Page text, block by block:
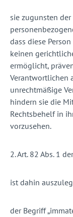
sie zugunsten
dass diese
keinen
ermöglicht,
Verantwortlichen
unrechtmäßige
hindern sie die
Rechtsbehelf in
vorzusehen.
2. Art. 82 Abs. 1
ist dahin
der Begriff